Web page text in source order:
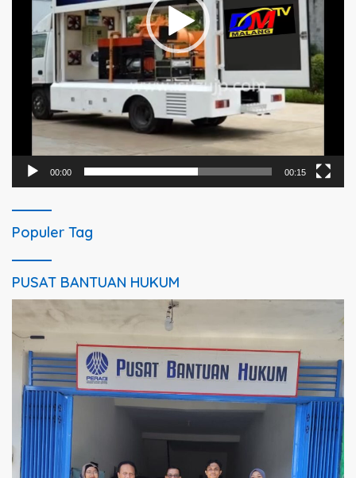
00:00 00:15
Populer Tag
PUSAT BANTUAN HUKUM